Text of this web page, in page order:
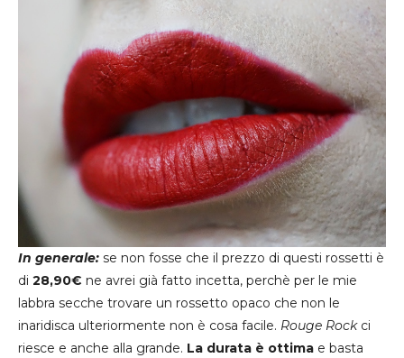
In generale: se non fosse che il prezzo di questi rossetti è
di 28,90€ ne avrei già fatto incetta, perchè per le mie
labbra secche trovare un rossetto opaco che non le
inaridisca ulteriormente non è cosa facile. Rouge Rock ci
riesce e anche alla grande. La durata è ottima e basta